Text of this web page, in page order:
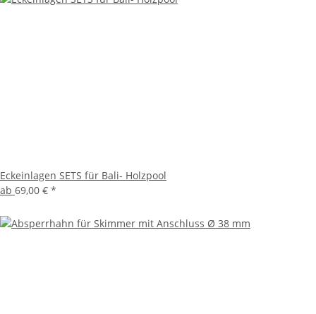
Eckeinlagen SETS für Bali- Holzpool
ab 69,00 € *